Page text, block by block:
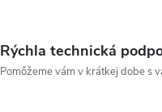
Rýchla technická
Pomôžeme vám v krátkej dobe s